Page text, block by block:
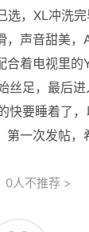
选，XL冲洗
，声音甜美，
合着电视里的
丝足，最后
快要睡着了
一次发帖，
0人不推荐 >